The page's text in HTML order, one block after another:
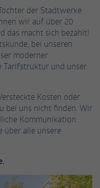
der Stadtwerke
wir auf über 20
das macht sich bezahlt!
bei unseren
moderner
Tarifstruktur und unser
Kosten oder
bei uns nicht finden. Wir
Kommunikation.
über alle unsere
speichert im Falle eines
Session-ID. So kann der
wiedererkannt werden
zu geschützten
analytisches Tracking
Nutzererfahrung der
wird verwendet, um
anzeigen
Inhalte, um Ihnen